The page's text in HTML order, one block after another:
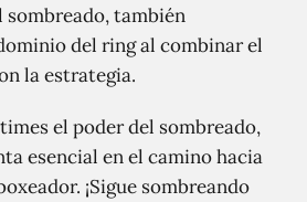
sombreado, también
del ring al combinar el
la estrategia.
el poder del sombreado,
esencial en el camino hacia
¡Sigue sombreando